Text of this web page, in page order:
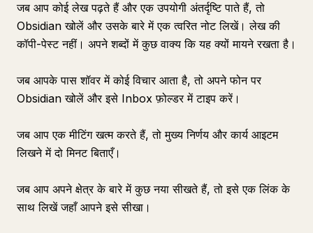
जब आप कोई लेख पढ़ते हैं और एक उपयोगी अंतर्दृष्टि पाते हैं, तो
Obsidian खोलें और उसके बारे में एक त्वरित नोट लिखें। लेख की
कॉपी-पेस्ट नहीं। अपने शब्दों में कुछ वाक्य कि यह क्यों मायने रखता है।
जब आपके पास शॉवर में कोई विचार आता है, तो अपने फोन पर
Obsidian खोलें और इसे Inbox फ़ोल्डर में टाइप करें।
जब आप एक मीटिंग खत्म करते हैं, तो मुख्य निर्णय और कार्य आइटम
लिखने में दो मिनट बिताएँ।
जब आप अपने क्षेत्र के बारे में कुछ नया सीखते हैं, तो इसे एक लिंक के
साथ लिखें जहाँ आपने इसे सीखा।